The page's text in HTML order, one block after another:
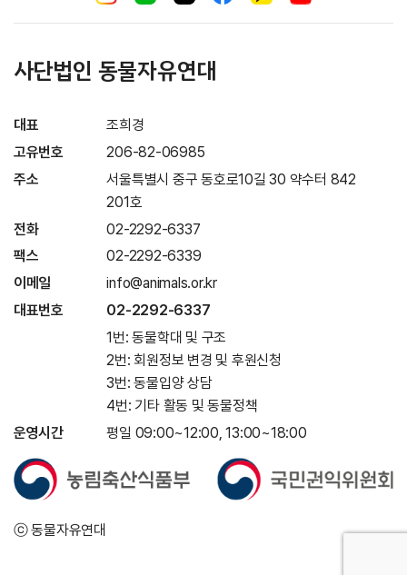
사단법인 동물자유연대
대표
조희경
고유번호
206-82-06985
주소
서울특별시 중구 동호로10길 30 약수터 842
201호
전화
02-2292-6337
팩스
02-2292-6339
이메일
info@animals.or.kr
대표번호
02-2292-6337
1번: 동물학대 및 구조
2번: 회원정보 변경 및 후원신청
3번: 동물입양 상담
4번: 기타 활동 및 동물정책
운영시간
평일 09:00~12:00, 13:00~18:00
ⓒ 동물자유연대